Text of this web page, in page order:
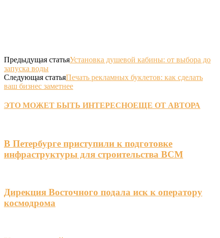
Предыдущая статьяУстановка душевой кабины: от выбора до
запуска воды
Следующая статьяПечать рекламных буклетов: как сделать
ваш бизнес заметнее
ЭТО МОЖЕТ БЫТЬ ИНТЕРЕСНОЕЩЕ ОТ АВТОРА
В Петербурге приступили к подготовке
инфраструктуры для строительства ВСМ
Дирекция Восточного подала иск к оператору
космодрома